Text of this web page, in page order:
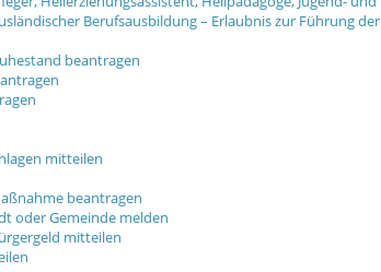
Berufsausbildung – Erlaubnis zur Führung der
beantragen
mitteilen
beantragen
oder Gemeinde melden
mitteilen